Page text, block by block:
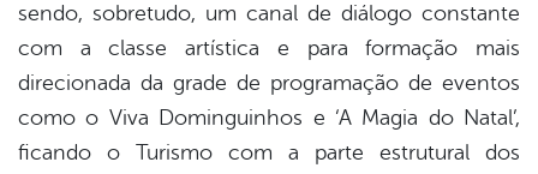
sendo, sobretudo, um canal de diálogo constante
com a classe artística e para formação mais
direcionada da grade de programação de eventos
como o Viva Dominguinhos e ‘A Magia do Natal’,
ficando o Turismo com a parte estrutural dos